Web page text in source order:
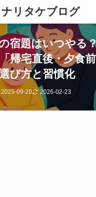
ナリタケブログ
宿題はいつやる
帰宅直後・夕食
び方と習慣化
2025-09-20 2026-02-23